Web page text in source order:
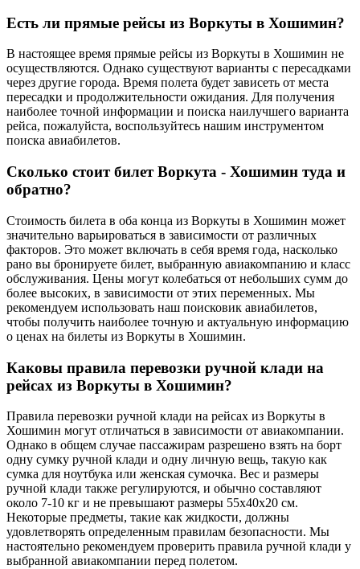
Есть ли прямые рейсы из Воркуты в Хошимин?
В настоящее время прямые рейсы из Воркуты в Хошимин не
осуществляются. Однако существуют варианты с пересадками
через другие города. Время полета будет зависеть от места
пересадки и продолжительности ожидания. Для получения
наиболее точной информации и поиска наилучшего варианта
рейса, пожалуйста, воспользуйтесь нашим инструментом
поиска авиабилетов.
Сколько стоит билет Воркута - Хошимин туда и
обратно?
Стоимость билета в оба конца из Воркуты в Хошимин может
значительно варьироваться в зависимости от различных
факторов. Это может включать в себя время года, насколько
рано вы бронируете билет, выбранную авиакомпанию и класс
обслуживания. Цены могут колебаться от небольших сумм до
более высоких, в зависимости от этих переменных. Мы
рекомендуем использовать наш поисковик авиабилетов,
чтобы получить наиболее точную и актуальную информацию
о ценах на билеты из Воркуты в Хошимин.
Каковы правила перевозки ручной клади на
рейсах из Воркуты в Хошимин?
Правила перевозки ручной клади на рейсах из Воркуты в
Хошимин могут отличаться в зависимости от авиакомпании.
Однако в общем случае пассажирам разрешено взять на борт
одну сумку ручной клади и одну личную вещь, такую как
сумка для ноутбука или женская сумочка. Вес и размеры
ручной клади также регулируются, и обычно составляют
около 7-10 кг и не превышают размеры 55x40x20 см.
Некоторые предметы, такие как жидкости, должны
удовлетворять определенным правилам безопасности. Мы
настоятельно рекомендуем проверить правила ручной клади у
выбранной авиакомпании перед полетом.